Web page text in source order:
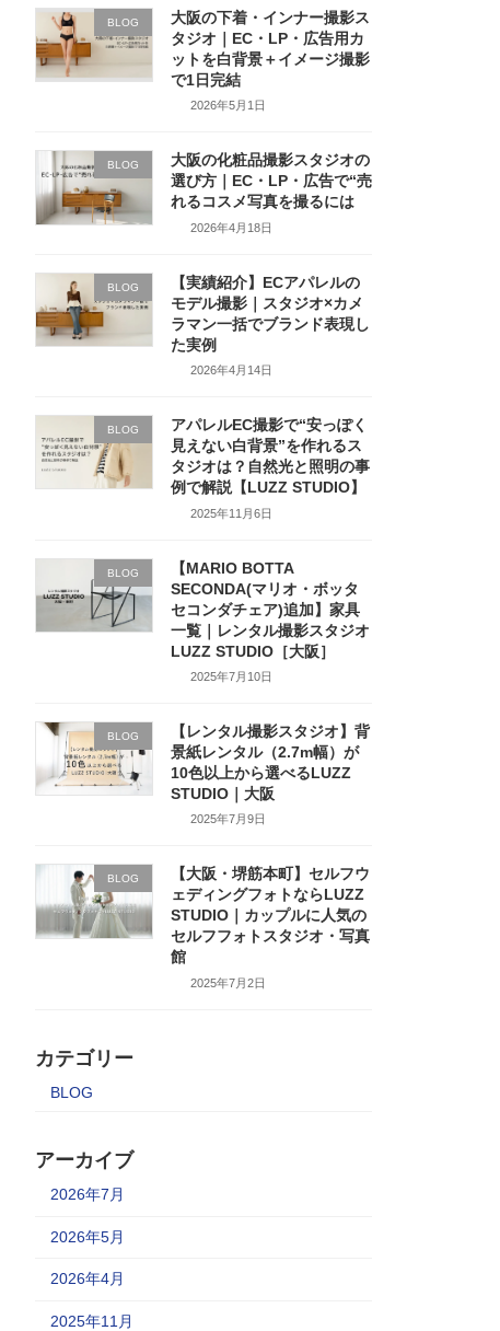
BLOG
大阪の下着・インナー撮影ス
タジオ｜EC・LP・広告用カ
ットを白背景＋イメージ撮影
で1日完結
2026年5月1日
BLOG
大阪の化粧品撮影スタジオの
選び方｜EC・LP・広告で“売
れるコスメ写真を撮るには
2026年4月18日
BLOG
【実績紹介】ECアパレルの
モデル撮影｜スタジオ×カメ
ラマン一括でブランド表現し
た実例
2026年4月14日
BLOG
アパレルEC撮影で“安っぽく
見えない白背景”を作れるス
タジオは？自然光と照明の事
例で解説【LUZZ STUDIO】
2025年11月6日
BLOG
【MARIO BOTTA
SECONDA(マリオ・ボッタ
セコンダチェア)追加】家具
一覧｜レンタル撮影スタジオ
LUZZ STUDIO［大阪］
2025年7月10日
BLOG
【レンタル撮影スタジオ】背
景紙レンタル（2.7m幅）が
10色以上から選べるLUZZ
STUDIO｜大阪
2025年7月9日
BLOG
【大阪・堺筋本町】セルフウ
ェディングフォトならLUZZ
STUDIO｜カップルに人気の
セルフフォトスタジオ・写真
館
2025年7月2日
カテゴリー
BLOG
アーカイブ
2026年7月
2026年5月
2026年4月
2025年11月